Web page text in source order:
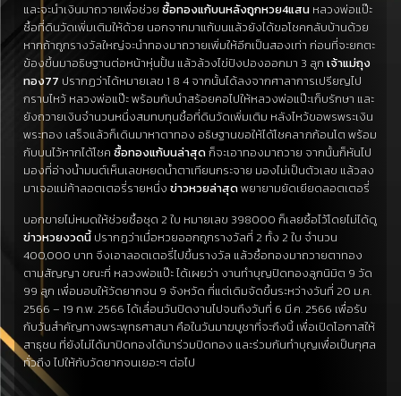
และจะนำเงินมาถวายเพื่อช่วย ซื้อทองแก้บนหลังถูกหวย4แสน หลวงพ่อแป๊ะ
ซื้อที่ดินวัดเพิ่มเติมให้ด้วย นอกจากมาแก้บนแล้วยังได้ขอโชคกลับบ้านด้วย
หากถ้าถูกรางวัลใหญ่จะนำทองมาถวายเพิ่มให้อีกเป็นสองเท่า ก่อนที่จะยกตะ
ข้องขึ้นมาอธิษฐานต่อหน้าหุ่นปั้น แล้วล้วงไข่ปิงปองออกมา 3 ลูก เจ้าแม่ถุง
ทอง77 ปรากฏว่าได้หมายเลข 1 8 4 จากนั้นได้ลงจากศาลาการเปรียญไป
กราบไหว้ หลวงพ่อแป๊ะ พร้อมกับนำสร้อยคอไปให้หลวงพ่อแป๊ะเก็บรักษา และ
ยังถวายเงินจำนวนหนึ่งสมทบทุนซื้อที่ดินวัดเพิ่มเติม หลังไหว้ขอพรพระเงิน
พระทอง เสร็จแล้วก็เดินมาหาตาทอง อธิษฐานขอให้ได้โชคลาภก้อนโต พร้อม
กับบนไว้หากได้โชค ซื้อทองแก้บนล่าสุดก็จะเอาทองมาถวาย จากนั้นก็หันไป
มองที่อ่างน้ำมนต์เห็นเลขหยดน้ำตาเทียนกระจาย มองไม่เป็นตัวเลข แล้วลง
มาเจอแม่ค้าลอตเตอรี่รายหนึ่ง ข่าวหวยล่าสุดพยายามยัดเยียดลอตเตอรี่
บอกขายไม่หมดให้ช่วยซื้อชุด 2 ใบ หมายเลข 398000 ก็เลยซื้อไว้โดยไม่ได้ดู
ข่าวหวยงวดนี้ ปรากฏว่าเมื่อหวยออกถูกรางวัลที่ 2 ทั้ง 2 ใบ จำนวน
400,000 บาท จึงเอาลอตเตอรี่ไปขึ้นรางวัล แล้วซื้อทองมาถวายตาทอง
ตามสัญญา ขณะที่ หลวงพ่อแป๊ะ ได้เผยว่า งานทำบุญปิดทองลูกนิมิต 9 วัด
99 ลูก เพื่อมอบให้วัดยากจน 9 จังหวัด ที่แต่เดิมจัดขึ้นระหว่างวันที่ 20 ม.ค.
2566 – 19 ก.พ. 2566 ได้เลื่อนวันปิดงานไปจนถึงวันที่ 6 มี.ค. 2566 เพื่อรับ
กับวันสำคัญทางพระพุทธศาสนา คือในวันมาฆบูชาที่จะถึงนี้ เพื่อเปิดโอกาสให้
สาธุชน ที่ยังไม่ได้มาปิดทองได้มาร่วมปิดทอง และร่วมกันทำบุญเพื่อเป็นกุศล
ทั่วถึง ไปให้กับวัดยากจนเยอะๆ ต่อไป